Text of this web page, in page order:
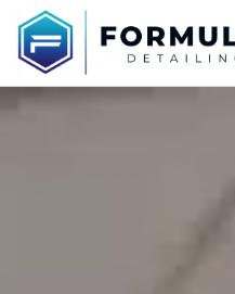
SE RENDRE AU CONTENU